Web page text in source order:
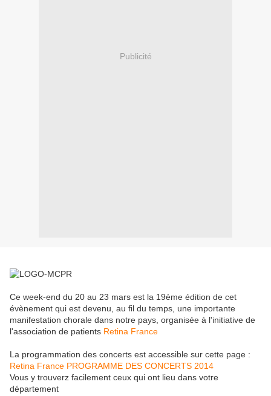
Publicité
Ce week-end du 20 au 23 mars est la 19ème édition de cet
évènement qui est devenu, au fil du temps, une importante
manifestation chorale dans notre pays, organisée à l'initiative de
l'association de patients Retina France
La programmation des concerts est accessible sur cette page :
Retina France PROGRAMME DES CONCERTS 2014
Vous y trouverz facilement ceux qui ont lieu dans votre
département